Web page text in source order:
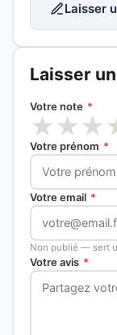
Laisser
Laisser
Votre note *
★★★
Votre prénom *
Votre email *
Non publié — sert
Votre avis *